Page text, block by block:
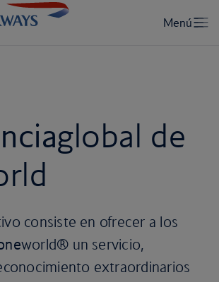
global de
consiste en ofrecer a los
world® un servicio,
extraordinarios